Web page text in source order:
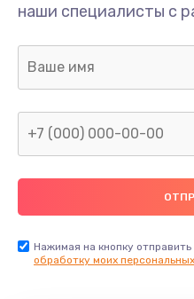
наши специалисты с
Нажимая на кнопку
обработку моих